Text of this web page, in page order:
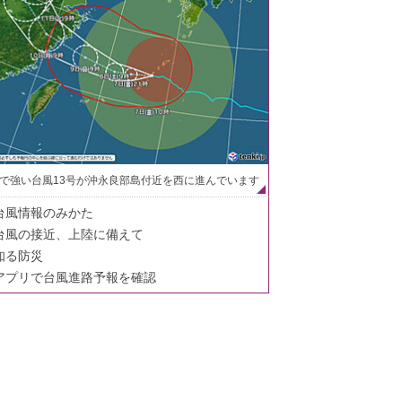
強い台風13号が沖永良部島付近を西に進んでいます
風情報のみかた
風の接近、上陸に備えて
る防災
プリで台風進路予報を確認